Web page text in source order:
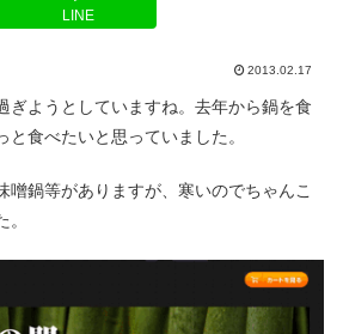
LINE
2013.02.17
ぎようとしていますね。去年から鍋を食
食べたいと思っていました。
噌鍋等がありますが、寒いのでちゃんこ